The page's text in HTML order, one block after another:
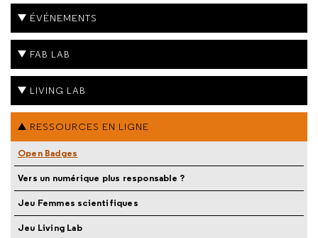
ÉVÉNEMENTS
FAB LAB
LIVING LAB
RESSOURCES EN LIGNE
Open Badges
Vers un numérique plus responsable ?
Jeu Femmes scientifiques
Jeu Living Lab